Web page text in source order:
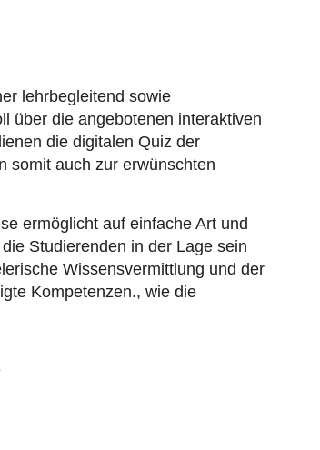
lehrbegleitend sowie
über die angebotenen interaktiven
die digitalen Quiz der
somit auch zur erwünschten
ermöglicht auf einfache Art und
Studierenden in der Lage sein
Wissensvermittlung und der
Kompetenzen., wie die